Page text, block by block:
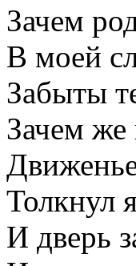
Зачем
В моей
Забыты
Зачем же
Толкнул
И дверь